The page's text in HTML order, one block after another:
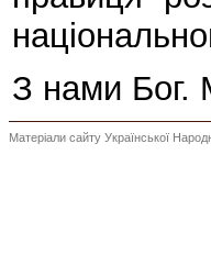
З нами Бог.
Матеріали сайту Української